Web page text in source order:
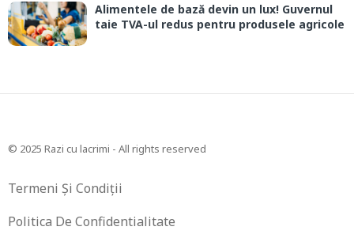
Alimentele de bază devin un lux! Guvernul
taie TVA-ul redus pentru produsele agricole
© 2025 Razi cu lacrimi - All rights reserved
Termeni Și Condiții
Politica De Confidentialitate